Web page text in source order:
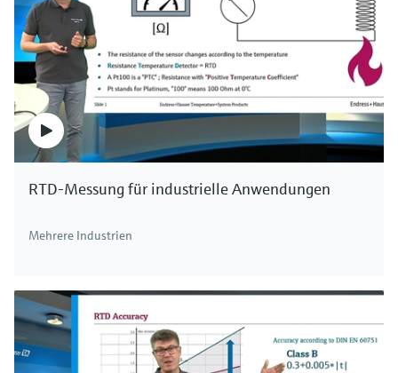
RTD-Messung für industrielle Anwendungen
Mehrere Industrien